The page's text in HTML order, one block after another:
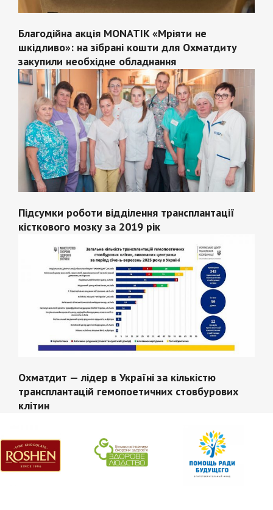
Благодійна акція MONATIK «Мріяти не
шкідливо»: на зібрані кошти для Охматдиту
закупили необхідне обладнання
Підсумки роботи відділення трансплантації
кісткового мозку за 2019 рік
Охматдит — лідер в Україні за кількістю
трансплантацій гемопоетичних стовбурових
клітин